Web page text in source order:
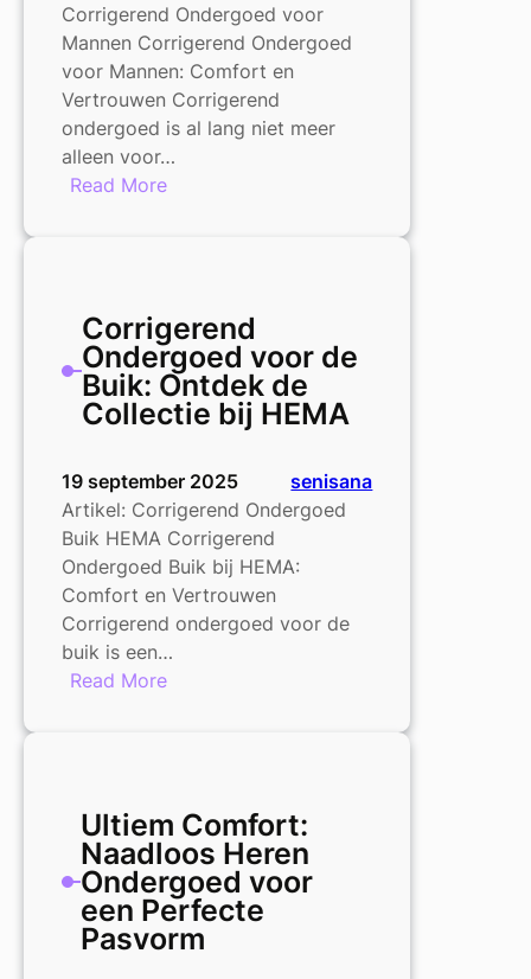
Corrigerend Ondergoed voor
Mannen Corrigerend Ondergoed
voor Mannen: Comfort en
Vertrouwen Corrigerend
ondergoed is al lang niet meer
alleen voor…
Read More:
Ondergoed
voor
Mannen
Corrigerend
Ondergoed voor de
Buik: Ontdek de
Collectie bij HEMA
19 september 2025
senisana
Artikel: Corrigerend Ondergoed
Buik HEMA Corrigerend
Ondergoed Buik bij HEMA:
Comfort en Vertrouwen
Corrigerend ondergoed voor de
buik is een…
Read More:
Buik:
Ontdek
de
Collectie
bij
Ultiem Comfort:
Naadloos Heren
Ondergoed voor
een Perfecte
Pasvorm